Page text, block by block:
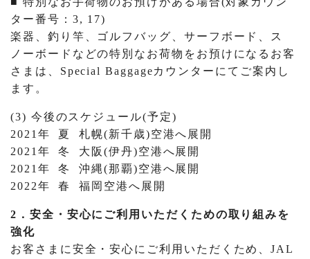
ター番号：3, 17)
楽器、釣り竿、ゴルフバッグ、サーフボード、ス
ノーボードなどの特別なお荷物をお預けになるお客
さまは、Special Baggageカウンターにてご案内し
ます。
(3) 今後のスケジュール(予定)
2021年 夏 札幌(新千歳)空港へ展開
2021年 冬 大阪(伊丹)空港へ展開
2021年 冬 沖縄(那覇)空港へ展開
2022年 春 福岡空港へ展開
2．安全・安心にご利用いただくための取り組みを
強化
お客さまに安全・安心にご利用いただくため、JAL